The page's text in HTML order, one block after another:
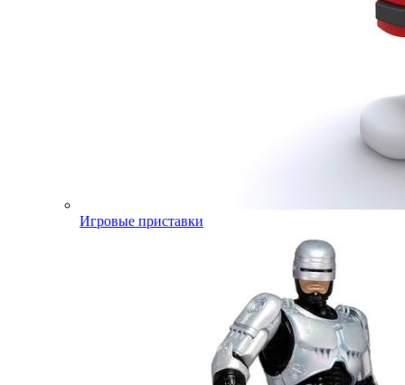
Игровые приставки